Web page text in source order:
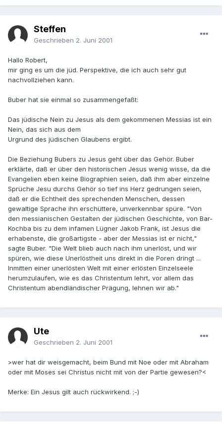
Steffen
Geschrieben 2. Juni 2001
Hallo Robert,
mir ging es um die jüd. Perspektive, die ich auch sehr gut
nachvollziehen kann.
Buber hat sie einmal so zusammengefaßt:
Das jüdische Nein zu Jesus als dem gekommenen Messias ist ein
Nein, das sich aus dem
Urgrund des jüdischen Glaubens ergibt.
Die Beziehung Bubers zu Jesus geht über das Gehör. Buber
erklärte, daß er über den historischen Jesus wenig wisse, da die
Evangelien eben keine Biographien seien, daß ihm aber einzelne
Sprüche Jesu durchs Gehör so tief ins Herz gedrungen seien,
daß er die Echtheit des sprechenden Menschen, dessen
gewaltige Sprache ihn erschüttere, unverkennbar spüre. "Von
den messianischen Gestalten der jüdischen Geschichte, von Bar-
Kochba bis zu dem infamen Lügner Jakob Frank, ist Jesus die
erhabenste, die großartigste - aber der Messias ist er nicht,"
sagte Buber. "Die Welt blieb auch nach ihm unerlöst, und wir
spüren, wie diese Unerlöstheit uns direkt in die Poren dringt ...
Inmitten einer unerlösten Welt mit einer erlösten Einzelseele
herumzulaufen, wie es das Christentum lehrt, vor allem das
Christentum abendländischer Prägung, lehnen wir ab."
Ute
Geschrieben 2. Juni 2001
>wer hat dir weisgemacht, beim Bund mit Noe oder mit Abraham
oder mit Moses sei Christus nicht mit von der Partie gewesen?<
Merke: Ein Jesus gilt auch rückwirkend. ;-)